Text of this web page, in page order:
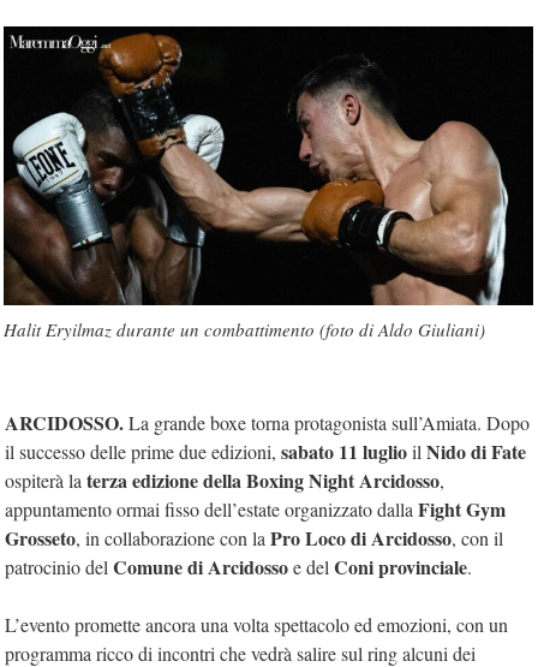
Halit Eryilmaz durante un combattimento (foto di Aldo Giuliani)
ARCIDOSSO.La grande boxe torna protagonista sull’Amiata. Dopo
il successo delle prime due edizioni, sabato 11 luglioil Nido di Fate
ospiterà la terza edizione della Boxing Night Arcidosso,
appuntamento ormai fisso dell’estate organizzato dalla Fight Gym
Grosseto, in collaborazione con la Pro Loco di Arcidosso, con il
patrocinio del Comune di Arcidossoe del Coni provinciale.
L’evento promette ancora una volta spettacolo ed emozioni, con un
programma ricco di incontri che vedrà salire sul ring alcuni dei